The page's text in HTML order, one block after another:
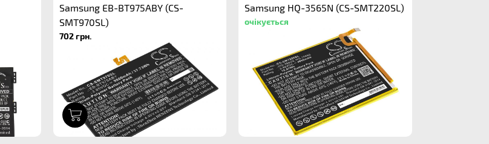
Samsung EB-BT975ABY (CS-
SMT970SL)
702 грн.
Samsung HQ-3565N (CS-SMT220SL)
очікується